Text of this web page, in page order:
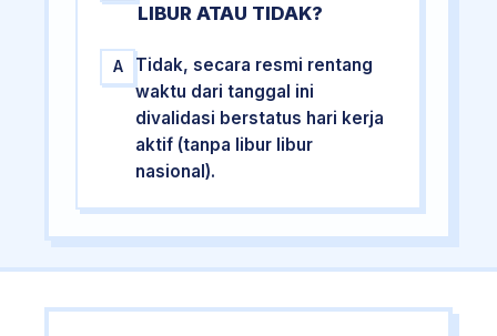
LIBUR ATAU TIDAK?
A
Tidak, secara resmi rentang
waktu dari tanggal ini
divalidasi berstatus hari kerja
aktif (tanpa libur libur
nasional).